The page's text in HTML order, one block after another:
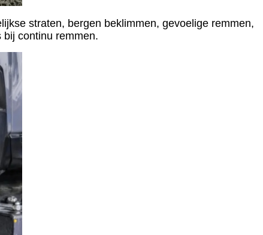
straten, bergen beklimmen, gevoelige remmen,
continu remmen.